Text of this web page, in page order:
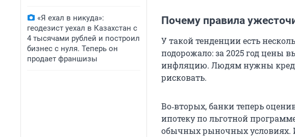
«Я ехал в никуда»:
геодезист уехал в Казахстан с
4 тысячами рублей и построил
бизнес с нуля. Теперь он
продает франшизы
Почему правила
У такой тенденции есть
подорожало: за 2025 год цены
инфляцию. Людям нужны
рисковать.
Во‑вторых, банки теперь
ипотеку по льготной
обычных рыночных условиях.